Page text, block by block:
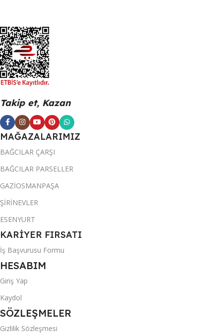
Takip et, Kazan
MAĞAZALARIMIZ
BAĞCILAR ÇARŞI
BAĞCILAR PARSELLER
GAZİOSMANPAŞA
ŞİRİNEVLER
ESENYURT
KARİYER FIRSATI
İş Başvurusu Formu
HESABIM
Giriş Yap
Kaydol
SÖZLEŞMELER
Gizlilik Sözleşmesi